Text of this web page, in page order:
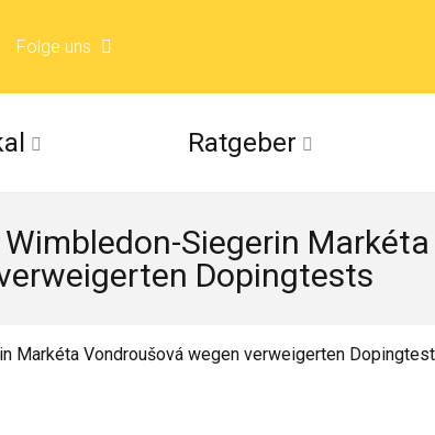
Folge uns
Folge uns auf Flickr
Folge uns auf Issuu
Ratgeber
Siegerin Markéta
Dopingtests
Markéta Vondroušová wegen verweigerten